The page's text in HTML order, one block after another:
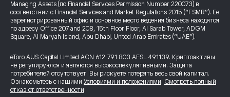
Managing Assets (по Financial Services Permission Number 220073) в
соответствии с Financial Services and Market Regulations 2015 (“FSMR”). Ее
зарегистрированный офис и основное место ведения бизнеса находятся
по адресу Office 207 and 208, 15th Floor Floor, Al Sarab Tower, ADGM
Square, Al Maryah Island, Abu Dhabi, United Arab Emirates (“UAE”).
eToro AUS Capital Limited ACN 612 791 803 AFSL 491139. Криптоактивы
не регулируются и являются высокоспекулятивными. Защита
потребителей отсутствует. Вы рискуете потерять весь свой капитал.
Ознакомьтесь с нашими Условиями и положениями. Смотреть полный
отказ от ответственности